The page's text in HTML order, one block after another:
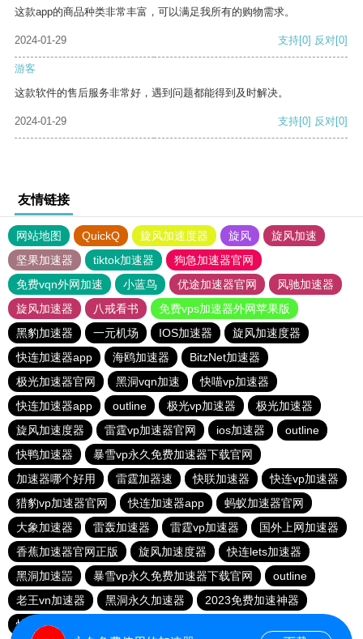
这款app的商品种类非常丰富，可以满足我所有的购物需求。
2024-01-29 支持[0] 反对[0]
游客
这款软件的售后服务非常好，遇到问题都能得到及时解决。
2024-01-29 支持[0] 反对[0]
友情链接
网站地图 QuickQ 旋风加速度器 旋风
旋风加速
坚果加速器
tiktok加速器
狗急加速器官网
免费vqn外网加速
小蓝鸟 优途加速器官网
风驰加速器
旋风加速器
八戒看书
免费vps加速器外网苹果版
黑豹加速器
一元机场 IOS加速器
旋风加速度器
快连加速器app
海鸥加速器
BitzNet加速器
极光加速器官网
黑洞vqn加速
快喵vp加速器
快连加速器app
outline 极光vp加速器
极光加速器
旋风加速度器
雷霆vp加速器官网 ios加速器
outline
快鸭加速器
暴雪vp永久免费加速器下载官网
加速器哪个好用
雷霆加器速 快联加速器
快连vp加速器
猎豹vp加速器官网
快连加速器app
蚂蚁加速器官网
大象加速器
雷轰加速器 雷霆vp加速器
国外上网加速器
香蕉加速器官网正版
旋风加速度器
快连lets加速器
黑洞加速噐
暴雪vp永久免费加速器下载官网
outline
老王vn加速器
黑洞永久加速器
2023免费加速神器
快连加速器app